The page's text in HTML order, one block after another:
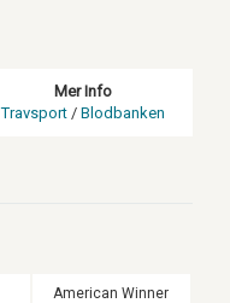
Mer Info
Travsport / Blodbanken
American Winner